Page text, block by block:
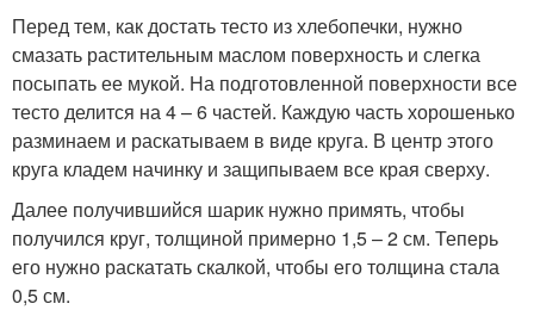
Перед тем, как достать тесто из хлебопечки, нужно
смазать растительным маслом поверхность и слегка
посыпать ее мукой. На подготовленной поверхности все
тесто делится на 4 – 6 частей. Каждую часть хорошенько
разминаем и раскатываем в виде круга. В центр этого
круга кладем начинку и защипываем все края сверху.
Далее получившийся шарик нужно примять, чтобы
получился круг, толщиной примерно 1,5 – 2 см. Теперь
его нужно раскатать скалкой, чтобы его толщина стала
0,5 см.